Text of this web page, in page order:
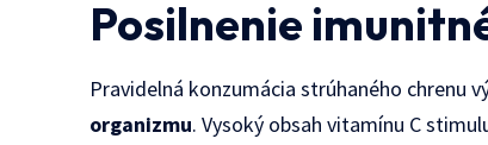
Posilnenie
Pravidelná konzumácia strúhaného chrenu
organizmu. Vysoký obsah vitamínu C